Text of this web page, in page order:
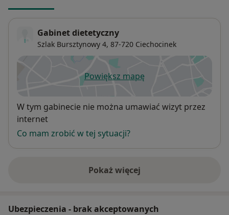
Gabinet dietetyczny
Szlak Bursztynowy 4, 87-720 Ciechocinek
Powiększ mapęotwiera się w nowej karcie
Dostępność
W tym gabinecie nie można umawiać wizyt przez
internet
Co mam zrobić w tej sytuacji?
Pokaż więcej
o adresie
Ubezpieczenia - brak akceptowanych